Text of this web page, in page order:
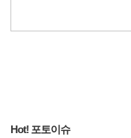
Hot! 포토이슈